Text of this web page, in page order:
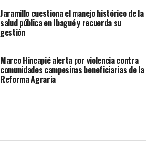
Jaramillo cuestiona el manejo histórico de la
salud pública en Ibagué y recuerda su
gestión
Marco Hincapié alerta por violencia contra
comunidades campesinas beneficiarias de la
Reforma Agraria